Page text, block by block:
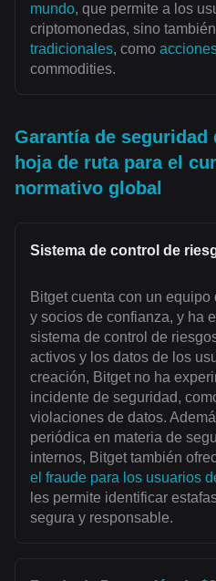
mundo, que permite a los
criptomonedas, sino
tradicionales, como
commodities.
Garantía de
hoja de ruta para el
normativo global
Sistema de control de
Bitget cuenta con un
y socios de confianza, y ha
sistema de control de
activos y los datos de los
creación, Bitget no ha
incidente de seguridad,
violaciones de datos.
periódica en materia de
internos, Bitget también
el fraude para los usuarios
les permite identificar
segura y responsable.